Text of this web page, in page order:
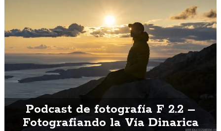
Podcast de fotografía F 2.2 –
Fotografiando la Vía Dinarica